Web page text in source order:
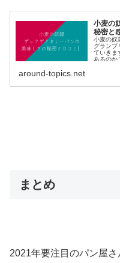
小麦の
秘密と
小麦の奴
グランプ
ていきま
あるのか
around-topics.net
まとめ
2021年要注目のパン屋